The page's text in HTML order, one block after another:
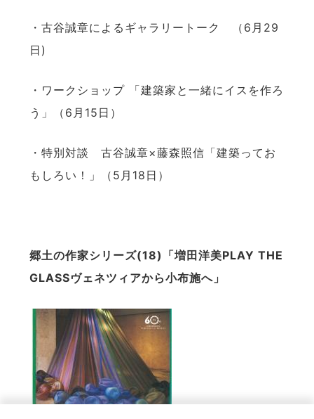
・古谷誠章によるギャラリートーク （6月29
日)
・ワークショップ 「建築家と一緒にイスを作ろ
う」（6月15日）
・特別対談 古谷誠章×藤森照信「建築ってお
もしろい！」（5月18日）
郷土の作家シリーズ(18) 「増田洋美PLAY THE
GLASSヴェネツィアから小布施へ」